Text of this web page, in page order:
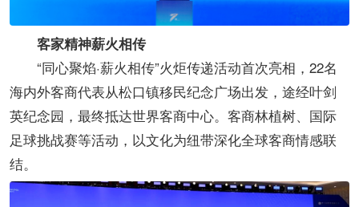
客家精神薪火相传​
“同心聚焰·薪火相传”火炬传递活动首次亮相，22名
海内外客商代表从松口镇移民纪念广场出发，途经叶剑
英纪念园，最终抵达世界客商中心。客商林植树、国际
足球挑战赛等活动，以文化为纽带深化全球客商情感联
结。